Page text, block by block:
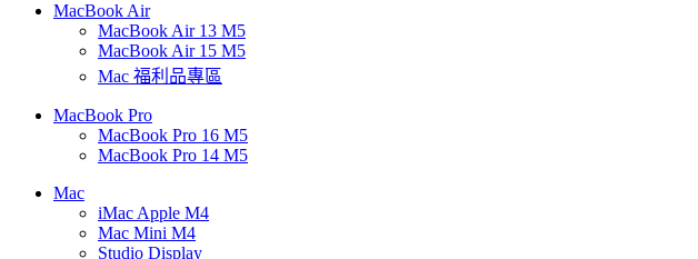
MacBook Air
MacBook Air 13 M5
MacBook Air 15 M5
Mac 福利品專區
MacBook Pro
MacBook Pro 16 M5
MacBook Pro 14 M5
Mac
iMac Apple M4
Mac Mini M4
Studio Display